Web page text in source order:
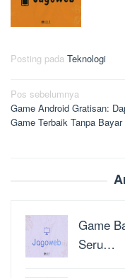
Posting pada Teknologi
Navigasi
pos
Pos sebelumnya
Game Android Gratisan:
Game Terbaik Tanpa Bayar
Game
Seru…